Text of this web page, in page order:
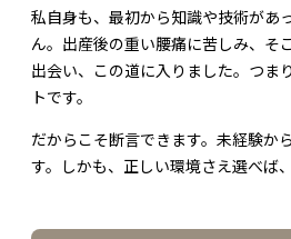
私自身も、最初から知識や技術があ
ん。出産後の重い腰痛に苦しみ、そ
出会い、この道に入りました。つま
トです。
だからこそ断言できます。未経験か
す。しかも、正しい環境さえ選べば